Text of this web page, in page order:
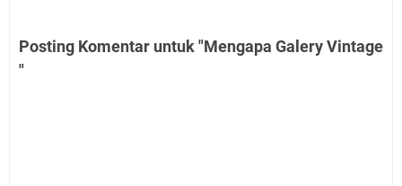
Posting Komentar untuk "Mengapa Galery Vintage
"